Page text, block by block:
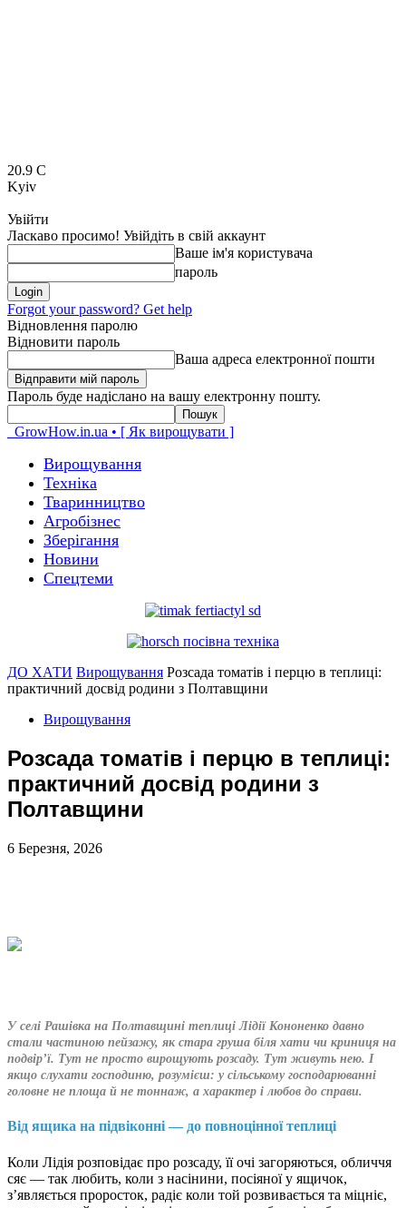
20.9 C
Kyiv
Увійти
Ласкаво просимо! Увійдіть в свій аккаунт
Ваше ім'я користувача
пароль
Forgot your password? Get help
Відновлення паролю
Відновити пароль
Ваша адреса електронної пошти
Пароль буде надіслано на вашу електронну пошту.
GrowHow.in.ua • [ Як вирощувати ]
Вирощування
Техніка
Тваринництво
Агробізнес
Зберігання
Новини
Спецтеми
ДО ХАТИ Вирощування Розсада томатів і перцю в теплиці:
практичний досвід родини з Полтавщини
Вирощування
Розсада томатів і перцю в теплиці:
практичний досвід родини з
Полтавщини
6 Березня, 2026
У селі Рашівка на Полтавщині теплиці Лідії Кононенко давно
стали частиною пейзажу, як стара груша біля хати чи криниця на
подвір’ї. Тут не просто вирощують розсаду. Тут живуть нею. І
якщо слухати господиню, розумієш: у сільському господарюванні
головне не площа й не тоннаж, а характер і любов до справи.
Від ящика на підвіконні — до повноцінної теплиці
Коли Лідія розповідає про розсаду, її очі загоряються, обличчя
сяє — так любить, коли з насінини, посіяної у ящичок,
з’являється проросток, радіє коли той розвивається та міцніє,